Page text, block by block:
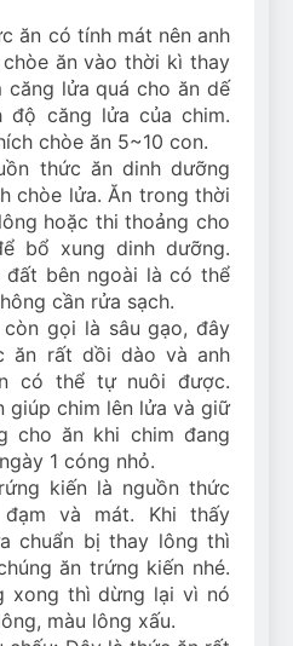
ăn có tính mát nên anh
ăn vào thời kì thay
căng lửa quá cho ăn dế
độ căng lửa của chim.
chòe ăn 5~10 con.
thức ăn dinh dưỡng
chòe lửa. Ăn trong thời
hoặc thi thoảng cho
bổ xung dinh dưỡng.
đất bên ngoài là có thể
cần rửa sạch.
còn gọi là sâu gạo, đây
ăn rất dồi dào và anh
có thể tự nuôi được.
giúp chim lên lửa và giữ
cho ăn khi chim đang
1 cóng nhỏ.
kiến là nguồn thức
và mát. Khi thấy
chuẩn bị thay lông thì
ăn trứng kiến nhé.
xong thì dừng lại vì nó
màu lông xấu.